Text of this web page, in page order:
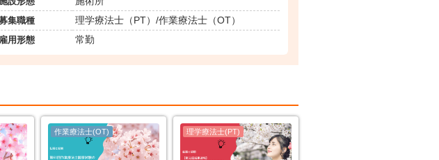
集職種
理学療法士（PT）/作業療法士（OT）
雇用形態
常勤